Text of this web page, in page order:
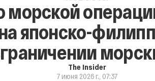
морской
японско-
The Insider
7 июня 2026 г., 07:37